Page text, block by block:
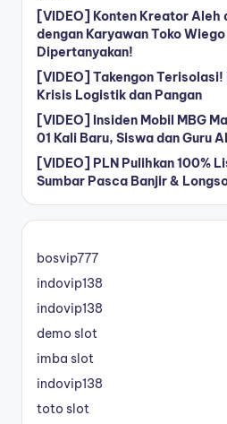
[VIDEO] Konten Kreator Aleh
dengan Karyawan Toko
Dipertanyakan!
[VIDEO] Takengon
Krisis Logistik dan Pangan
[VIDEO] Insiden Mobil MBG
01 Kali Baru, Siswa dan Guru
[VIDEO] PLN Pulihkan 100%
Sumbar Pasca Banjir &
bosvip777
indovip138
indovip138
demo slot
imba slot
indovip138
toto slot